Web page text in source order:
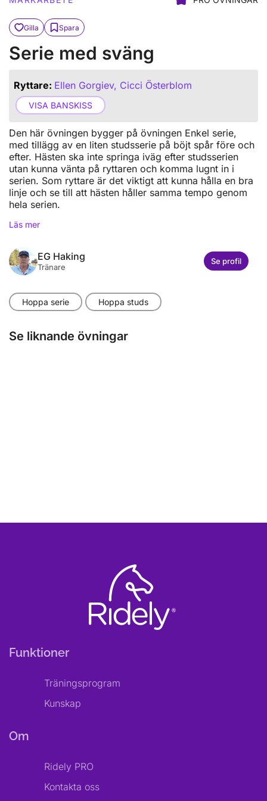
Gilla Spara
Serie med sväng
Den här övningen bygger på övningen Enkel serie,
med tillägg av en liten studsserie på böjt spår före och
efter. Hästen ska inte springa iväg efter studsserien
utan kunna vänta på ryttaren och komma lugnt in i
serien. Som ryttare är det viktigt att kunna hålla en bra
linje och se till att hästen håller samma tempo genom
hela serien.
Läs mer
EG Haking
Tränare
Se profil
Hoppa serie Hoppa studs
Ryttare: Ellen Gorgiev, Cicci Österblom
VISA BANSKISS
Se liknande övningar
Funktioner
Träningsprogram
Kunskap
Om
Ridely PRO
Kontakta oss